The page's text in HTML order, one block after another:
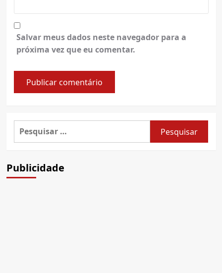
Salvar meus dados neste navegador para a
próxima vez que eu comentar.
Pesquisar
Publicidade